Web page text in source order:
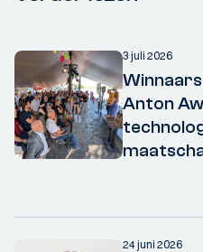
3 juli 2026
Anton
24 juni 2026